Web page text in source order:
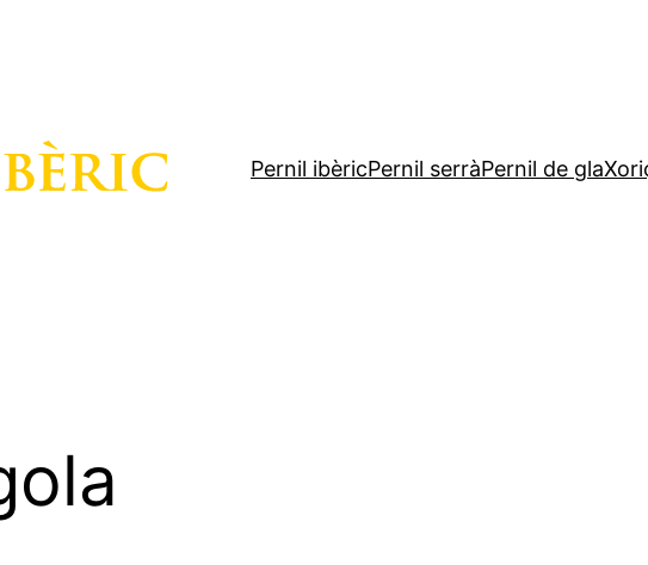
Pernil ibèricPernil serràPernil de gla